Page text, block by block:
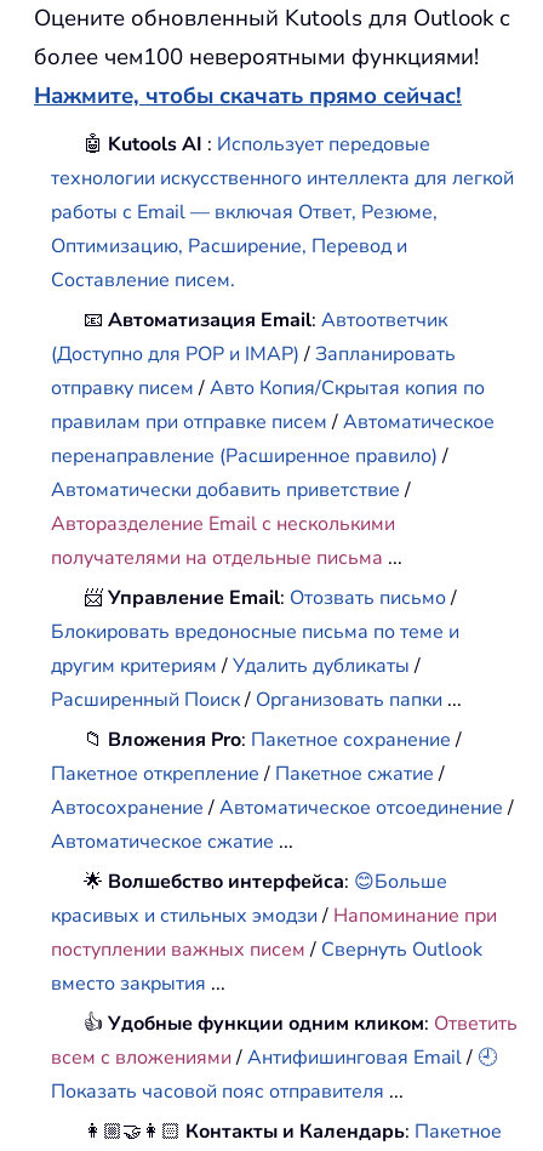
Оцените обновленный Kutools для Outlook с
более чем100 невероятными функциями!
Нажмите, чтобы скачать прямо сейчас!
🤖 Kutools AI : Использует передовые
технологии искусственного интеллекта для легкой
работы с Email — включая Ответ, Резюме,
Оптимизацию, Расширение, Перевод и
Составление писем.
📧Автоматизация Email:Автоответчик
(Доступно для POP и IMAP)/Запланировать
отправку писем/Авто Копия/Скрытая копия по
правилам при отправке писем/Автоматическое
перенаправление (Расширенное правило)/
Автоматически добавить приветствие/
Авторазделение Email с несколькими
получателями на отдельные письма ...
📨Управление Email: Отозвать письмо/
Блокировать вредоносные письма по теме и
другим критериям/Удалить дубликаты/
Расширенный Поиск/ Организовать папки ...
📁 Вложения Pro: Пакетное сохранение/
Пакетное открепление/ Пакетное сжатие/
Автосохранение/Автоматическое отсоединение/
Автоматическое сжатие ...
🌟 Волшебство интерфейса: 😊Больше
красивых и стильных эмодзи/ Напоминание при
поступлении важных писем/ Свернуть Outlook
вместо закрытия ...
👍Удобные функции одним кликом: Ответить
всем с вложениями /Антифишинговая Email/ 🕘
Показать часовой пояс отправителя ...
👩🏼‍🤝‍👩🏻 Контакты и Календарь: Пакетное